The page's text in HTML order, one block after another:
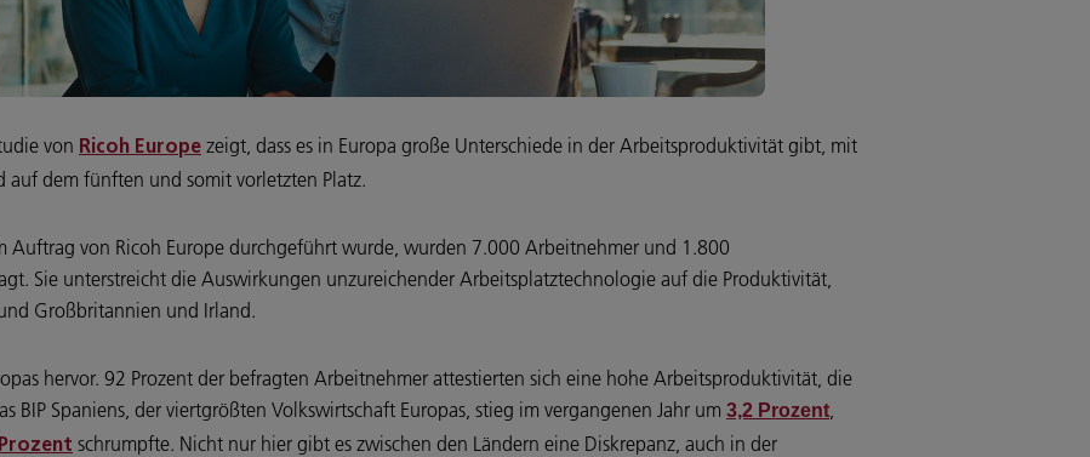
von Ricoh Europe zeigt, dass es in Europa große Unterschiede in der Arbeitsproduktivität gibt, mit
auf dem fünften und somit vorletzten Platz.
Auftrag von Ricoh Europe durchgeführt wurde, wurden 7.000 Arbeitnehmer und 1.800
Sie unterstreicht die Auswirkungen unzureichender Arbeitsplatztechnologie auf die Produktivität,
Großbritannien und Irland.
hervor. 92 Prozent der befragten Arbeitnehmer attestierten sich eine hohe Arbeitsproduktivität, die
BIP Spaniens, der viertgrößten Volkswirtschaft Europas, stieg im vergangenen Jahr um 3,2 Prozent
schrumpfte. Nicht nur hier gibt es zwischen den Ländern eine Diskrepanz, auch in der